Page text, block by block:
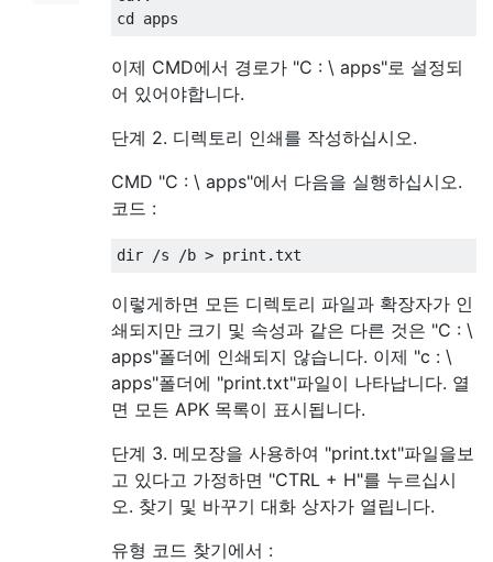
이제 CMD에서 경로가 "C : \ apps"로 설정되
어 있어야합니다.
단계 2. 디렉토리 인쇄를 작성하십시오.
CMD "C : \ apps"에서 다음을 실행하십시오.
코드 :
이렇게하면 모든 디렉토리 파일과 확장자가 인
쇄되지만 크기 및 속성과 같은 다른 것은 "C : \
apps"폴더에 인쇄되지 않습니다. 이제 "c : \
apps"폴더에 "print.txt"파일이 나타납니다. 열
면 모든 APK 목록이 표시됩니다.
단계 3. 메모장을 사용하여 "print.txt"파일을보
고 있다고 가정하면 "CTRL + H"를 누르십시
오. 찾기 및 바꾸기 대화 상자가 열립니다.
유형 코드 찾기에서 :